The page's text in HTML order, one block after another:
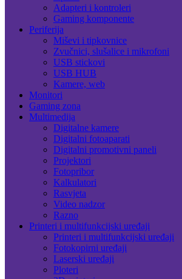
Adapteri i kontroleri
Gaming komponente
Periferija
Miševi i tipkovnice
Zvučnici, slušalice i mikrofoni
USB stickovi
USB HUB
Kamere, web
Monitori
Gaming zona
Multimedija
Digitalne kamere
Digitalni fotoaparati
Digitalni promotivni paneli
Projektori
Fotopribor
Kalkulatori
Rasvjeta
Video nadzor
Razno
Printeri i multifunkcijski uređaji
Printeri i multifunkcijski uređaji
Fotokopirni uređaji
Laserski uređaji
Ploteri